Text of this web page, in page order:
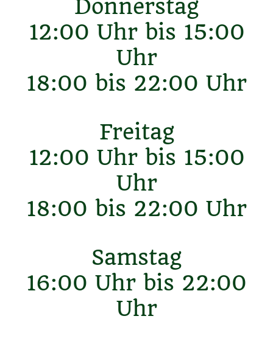
Donnerstag
12:00 Uhr bis 15:00
Uhr
18:00 bis 22:00 Uhr
Freitag
12:00 Uhr bis 15:00
Uhr
18:00 bis 22:00 Uhr
Samstag
16:00 Uhr bis 22:00
Uhr